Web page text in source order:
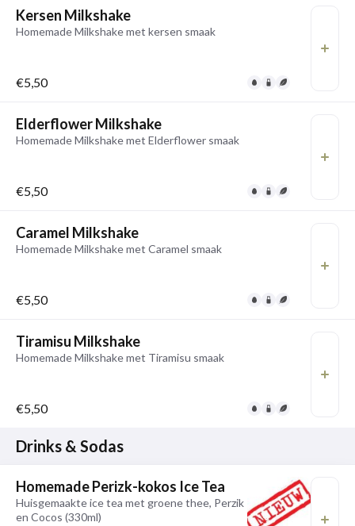
Kersen Milkshake
Homemade Milkshake met kersen smaak
€5,50
Elderflower Milkshake
Homemade Milkshake met Elderflower smaak
€5,50
Caramel Milkshake
Homemade Milkshake met Caramel smaak
€5,50
Tiramisu Milkshake
Homemade Milkshake met Tiramisu smaak
€5,50
Drinks & Sodas
Homemade Perizk-kokos Ice Tea
Huisgemaakte ice tea met groene thee, Perzik
en Cocos (330ml)